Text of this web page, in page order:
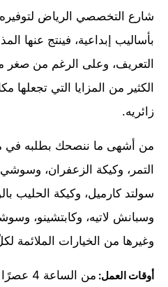
شارع التخصصي الرياض
بأساليب إبداعية، فينتج عنها
التعريف، وعلى الرغم من صغر
الكثير من المزايا التي تجعلها
زائريه.
من أشهى ما ننصحك بطلبه في
التمر، وكيكة الزعفران،
سولتد كارميل، وكيكة الحليب
وسبانش لاتيه، وكابتشينو،
وغيرها من الخيارات الملائمة
أوقات العمل: